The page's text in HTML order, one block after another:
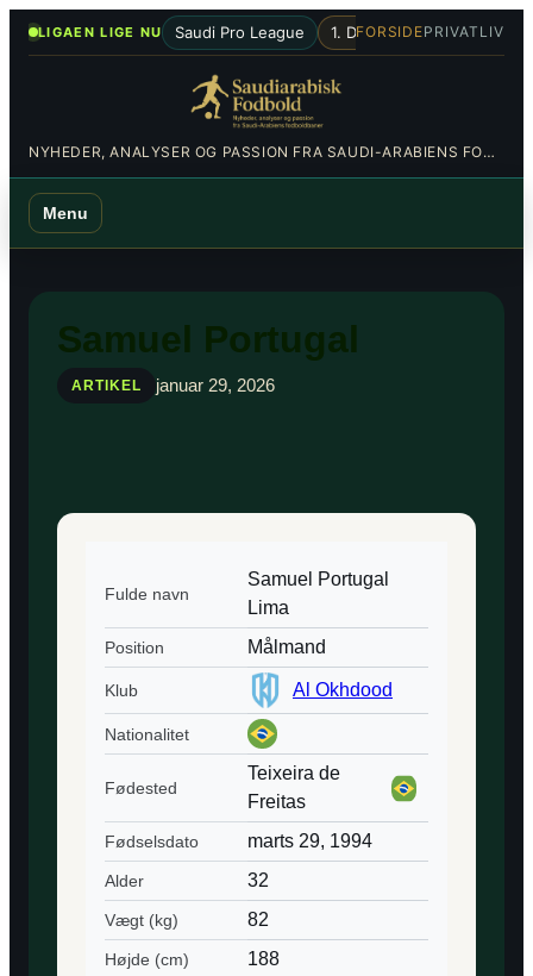
SpringLIGAEN LIGE NU Saudi Pro League 1. Division Al-Hilal•Al-
FORSIDEPRIVATLIV
NYHEDER, ANALYSER OG PASSION FRA SAUDI-ARABIENS FODBOLDBANER
Menu
Samuel Portugal
ARTIKEL januar 29, 2026
Fulde navn
Samuel Portugal
Lima
Position Målmand
Klub Al Okhdood
Nationalitet
Fødested
Teixeira de
Freitas
Fødselsdato marts 29, 1994
Alder 32
Vægt (kg) 82
Højde (cm) 188